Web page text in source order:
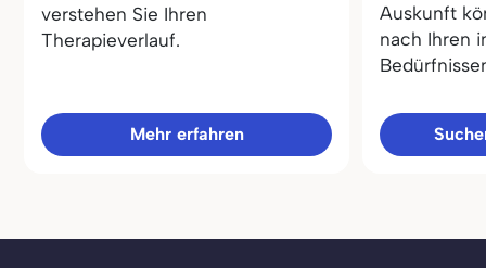
verstehen Sie Ihren
Therapieverlauf.
Mehr erfahren
Auskunft
nach Ihren